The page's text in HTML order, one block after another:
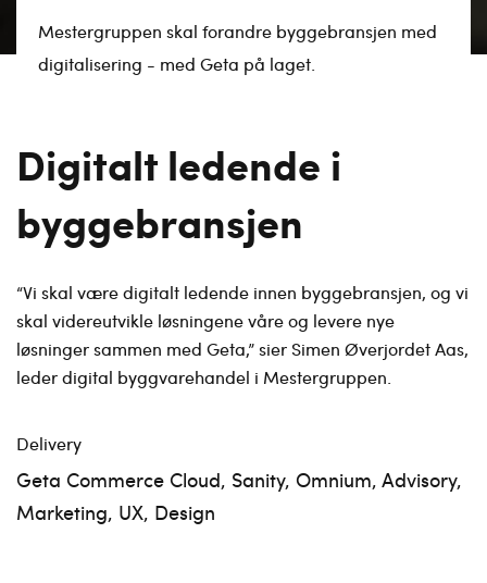
Mestergruppen skal forandre byggebransjen med
digitalisering - med Geta på laget.
Digitalt ledende i
byggebransjen
“Vi skal være digitalt ledende innen byggebransjen, og vi
skal videreutvikle løsningene våre og levere nye
løsninger sammen med Geta,” sier Simen Øverjordet Aas,
leder digital byggvarehandel i Mestergruppen.
Delivery
Geta Commerce Cloud, Sanity, Omnium, Advisory,
Marketing, UX, Design